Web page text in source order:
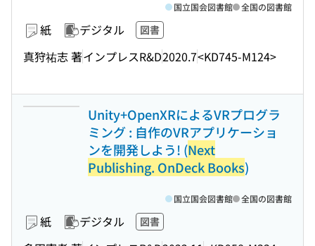
紙 デジタル 図書
真狩祐志 著インプレスR&D2020.7<KD745-M124>
国立国会図書館 全国の図書館
Unity+OpenXRによるVRプログラ
ミング : 自作のVRアプリケーショ
ンを開発しよう! (Next
Publishing. OnDeck Books)
紙 デジタル 図書
国立国会図書館 全国の図書館